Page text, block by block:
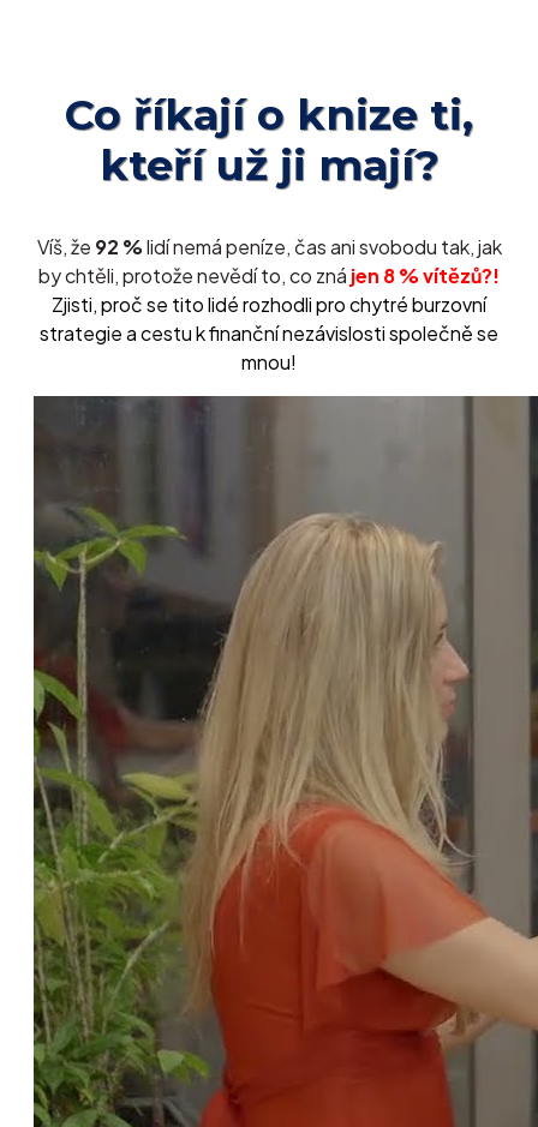
Co říkají o knize ti,
kteří už ji mají?
Víš, že 92 %lidí nemá peníze, čas ani svobodu tak, jak
by chtěli, protože nevědí to, co zná jen 8 % vítězů?!
Zjisti, proč se tito lidé rozhodli pro chytré burzovní
strategie a cestu k finanční nezávislosti společně se
mnou!